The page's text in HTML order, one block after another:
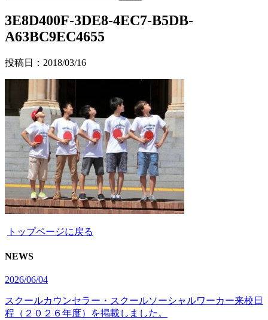
3E8D400F-3DE8-4EC7-B5DB-
A63BC9EC4655
投稿日：2018/03/16
トップページに戻る
NEWS
2026/06/04
スクールカウンセラー・スクールソーシャルワーカー来校日
程（２０２６年度）を掲載しました。